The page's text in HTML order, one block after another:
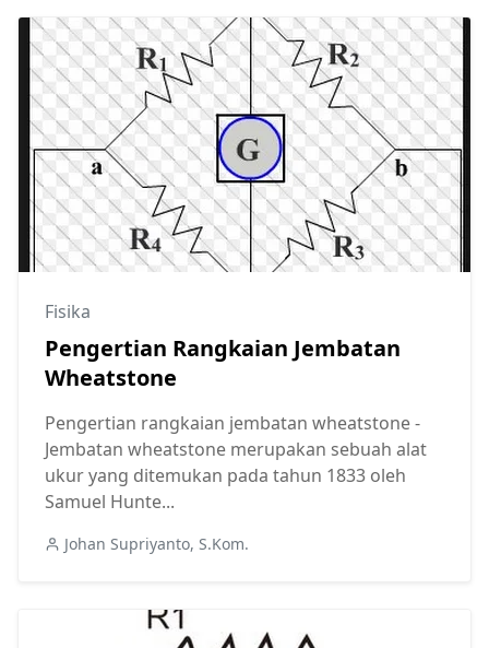
Fisika
Pengertian Rangkaian Jembatan
Wheatstone
Pengertian rangkaian jembatan wheatstone -
Jembatan wheatstone merupakan sebuah alat
ukur yang ditemukan pada tahun 1833 oleh
Samuel Hunte...
Johan Supriyanto, S.Kom.